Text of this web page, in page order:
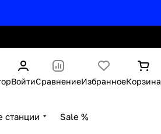
ВойтиСравнениеИзбранноеКорзина
станции Sale %